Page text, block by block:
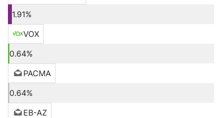
1.91%
VOX
0.64%
PACMA
0.64%
EB-AZ